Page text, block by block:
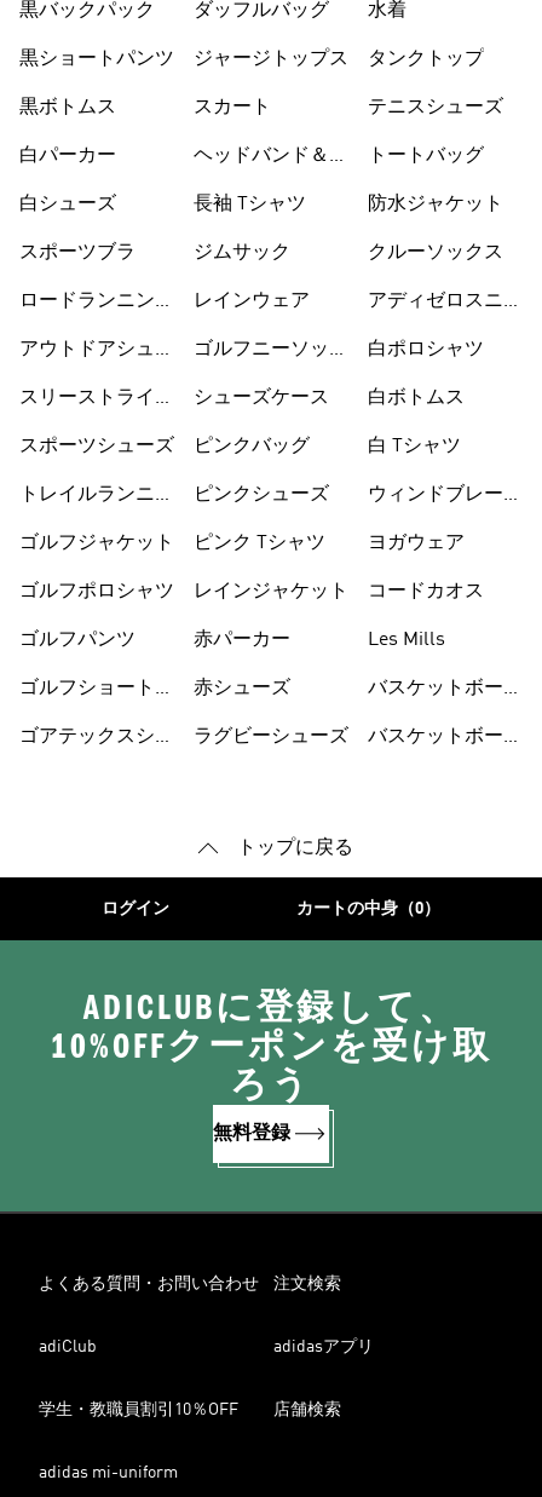
黒バックパック
黒ショートパンツ
黒ボトムス
白パーカー
白シューズ
スポーツブラ
ロードランニング
アウトドアシュー
スリーストライプ
スポーツシューズ
トレイルランニン
ゴルフジャケット
ゴルフポロシャツ
ゴルフパンツ
ゴルフショートパ
ゴアテックスシュ
ダッフルバッグ
ジャージトップス
スカート
ヘッドバンド＆バ
長袖 Tシャツ
ジムサック
レインウェア
ゴルフニーソック
シューズケース
ピンクバッグ
ピンクシューズ
ピンク Tシャツ
レインジャケット
赤パーカー
赤シューズ
ラグビーシューズ
水着
タンクトップ
テニスシューズ
トートバッグ
防水ジャケット
クルーソックス
アディゼロスニー
白ポロシャツ
白ボトムス
白 Tシャツ
ウィンドブレーカ
ヨガウェア
コードカオス
Les Mills
バスケットボール
バスケットボール
トップに戻る
ログイン カートの中身（0）
ADICLUBに登録して、
10%OFFクーポンを受け取
ろう
無料登録
よくある質問・お問い合わせ 注文検索
adiClub adidasアプリ
学生・教職員割引10％OFF 店舗検索
adidas mi-uniform